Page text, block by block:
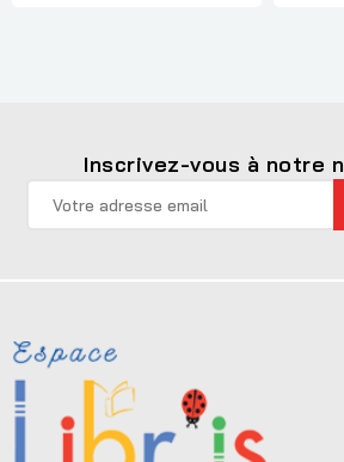
Inscrivez-vous à notre